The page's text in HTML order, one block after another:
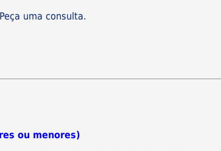
uma consulta.
ou menores)